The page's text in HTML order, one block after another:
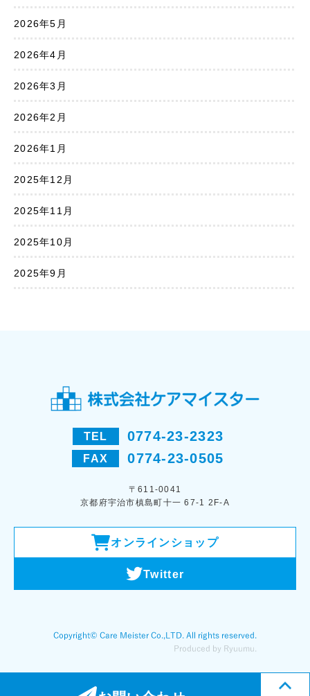
2026年5月
2026年4月
2026年3月
2026年2月
2026年1月
2025年12月
2025年11月
2025年10月
2025年9月
TEL 0774-23-2323
FAX 0774-23-0505
〒611-0041
京都府宇治市槙島町十一 67-1 2F-A
オンラインショップ
Twitter